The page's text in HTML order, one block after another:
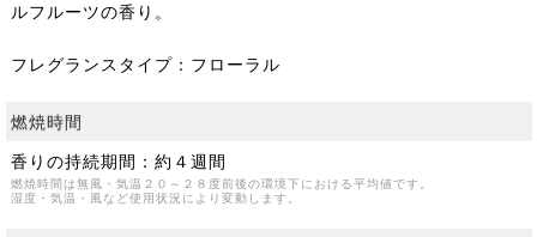
ルフルーツの香り。
フレグランスタイプ：フローラル
燃焼時間
香りの持続期間：約４週間
燃焼時間は無風・気温２０～２８度前後の環境下における平均値です。
湿度・気温・風など使用状況により変動します。